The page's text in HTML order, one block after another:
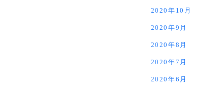
2020年10月
2020年9月
2020年8月
2020年7月
2020年6月